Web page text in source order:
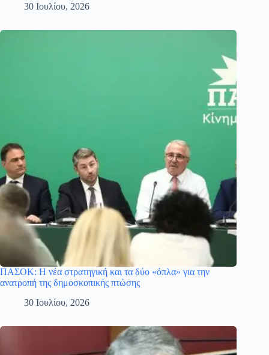
30 Ιουλίου, 2026
ΠΑΣΟΚ: Η νέα στρατηγική και τα δύο «όπλα» για την
ανατροπή της δημοσκοπικής πτώσης
30 Ιουλίου, 2026